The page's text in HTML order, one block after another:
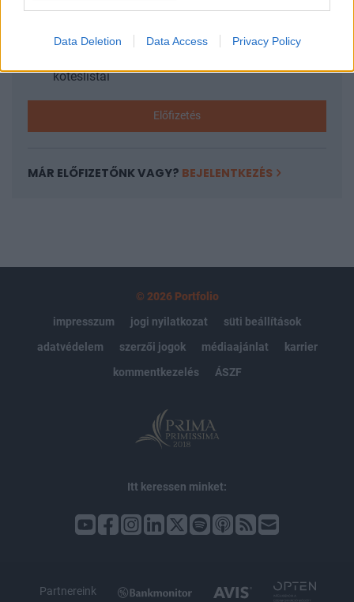
Data Deletion Data Access Privacy Policy
Portfolio.hu teljes cikkarchívum
kötéslistái
Előfizetés
MÁR ELŐFIZETŐNK VAGY? BEJELENTKEZÉS
© 2026 Portfolio
impresszum
jogi nyilatkozat
süti beállítások
adatvédelem
szerzői jogok médiaajánlat
karrier
kommentkezelés
ÁSZF
Itt keressen minket:
Partnereink